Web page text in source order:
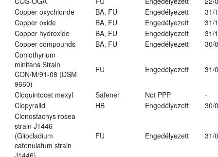
Copper oxychloride
BA, FU Engedélyezett
31/
Copper oxide
BA, FU Engedélyezett
31/
Copper hydroxide
BA, FU Engedélyezett
31/
Copper compounds
BA, FU Engedélyezett
30/
Coniothyrium
minitans Strain
CON/M/91-08 (DSM
9660)
FU Engedélyezett 31/
Cloquintocet mexyl Safener Not PPP
-
Clopyralid
HB Engedélyezett
30/
Clonostachys rosea
strain J1446
(Gliocladium
catenulatum strain
FU Engedélyezett 31/